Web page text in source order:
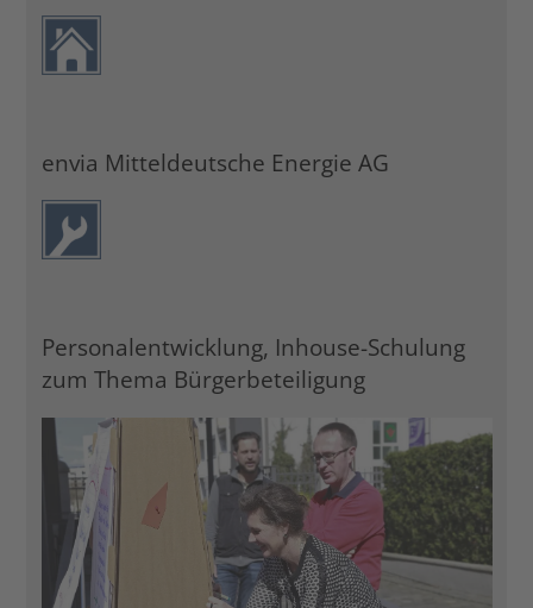
envia Mitteldeutsche Energie AG
Personalentwicklung, Inhouse-Schulung
zum Thema Bürgerbeteiligung